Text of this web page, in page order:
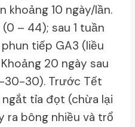
khoảng 10 ngày/lần.
(0 – 44); sau 1 tuần
tiếp GA3 (liều
20 ngày sau
30-30). Trước Tết
tỉa đọt (chừa lại
ra bông nhiều và trổ